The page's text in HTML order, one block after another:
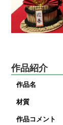
作品紹介
作品名
材質
作品コメント